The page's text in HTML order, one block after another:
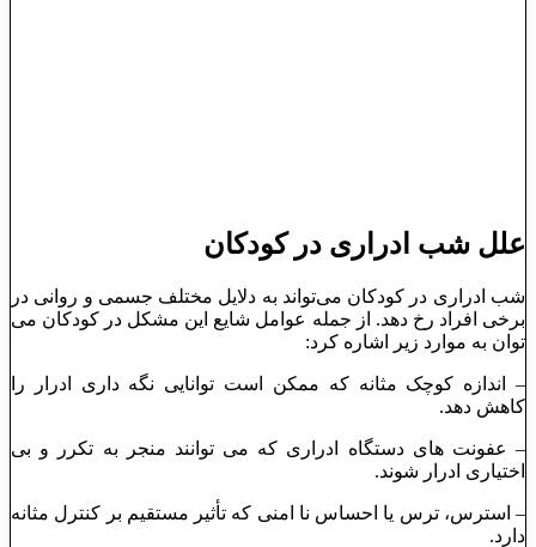
علل شب ‌ادراری در کودکان
شب ‌ادراری در کودکان می‌‌تواند به دلایل مختلف جسمی و روانی در
برخی افراد رخ دهد. از جمله عوامل شایع این مشکل در کودکان می
‌توان به موارد زیر اشاره کرد:
– اندازه کوچک مثانه که ممکن است توانایی نگه ‌داری ادرار را
کاهش دهد.
– عفونت ‌های دستگاه ادراری که می ‌توانند منجر به تکرر و بی
‌اختیاری ادرار شوند.
– استرس، ترس یا احساس نا امنی که تأثیر مستقیم بر کنترل مثانه
دارد.